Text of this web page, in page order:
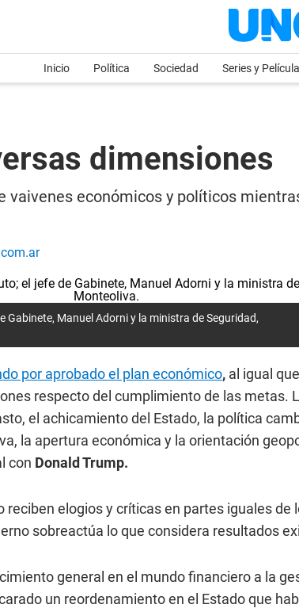
Inicio Política Sociedad Series y
dimensiones
vaivenes económicos y políticos
Gabinete, Manuel Adorni y la ministra de Seguridad,
por aprobado el plan económico, al igual
respecto del cumplimiento de las metas.
el achicamiento del Estado, la política
la apertura económica y la orientación
con Donald Trump.
reciben elogios y críticas en partes iguales de
sobreactúa lo que considera resultados
general en el mundo financiero a la
un reordenamiento en el Estado que